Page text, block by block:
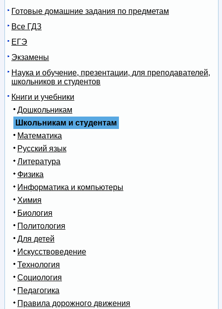
Готовые домашние задания по предметам
Все ГДЗ
ЕГЭ
Экзамены
Наука и обучение, презентации, для преподавателей,
школьников и студентов
Книги и учебники
Дошкольникам
Школьникам и студентам
Математика
Русский язык
Литература
Физика
Информатика и компьютеры
Химия
Биология
Политология
Для детей
Искусствоведение
Технология
Социология
Педагогика
Правила дорожного движения